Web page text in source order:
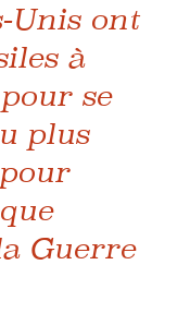
Unis ont
à
se
plus
Guerre